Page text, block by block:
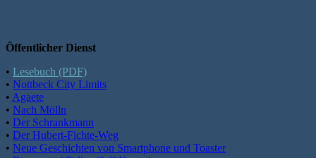
Öffentlicher Dienst
• Lesebuch (PDF)
• Nottbeck City Limits
• Agaete
• Nach Mölln
• Der Schrankmann
• Der Hubert-Fichte-Weg
• Neue Geschichten von Smartphone und Toaster